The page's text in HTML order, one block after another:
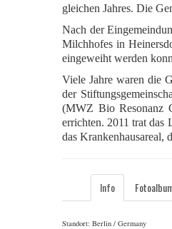
gleichen Jahres. Die
Nach der
Milchhofes in
eingeweiht werden
Viele Jahre waren die
der
(MWZ Bio Resonanz
errichten. 2011 trat das
das Krankenhausareal,
Info
Standort: Berlin / Germany